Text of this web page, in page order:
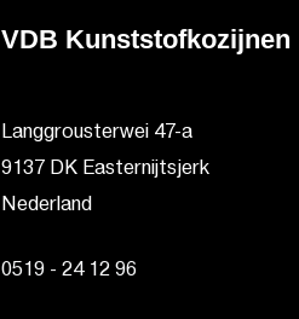
VDB Kunststofkozijnen
Langgrousterwei 47-a
9137 DK Easternijtsjerk
Nederland
0519 - 24 12 96